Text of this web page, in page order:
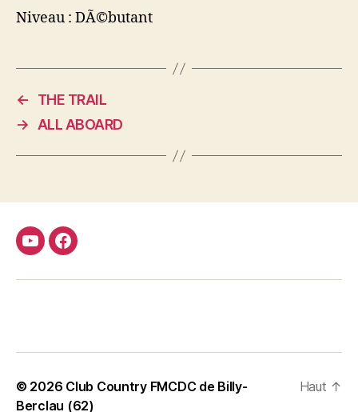
Niveau : DÃ©butant
←
THE TRAIL
→
ALL ABOARD
YoutubeFacebook
© 2026 Club Country FMCDC de Billy-
Berclau (62)
Haut ↑